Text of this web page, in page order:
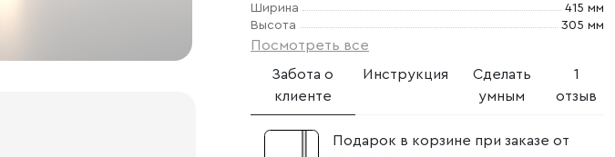
Ширина
415 мм
Высота
305 мм
Посмотреть все
Забота о
клиенте
Инструкция
Сделать
умным
1
отзыв
Подарок в корзине при заказе от